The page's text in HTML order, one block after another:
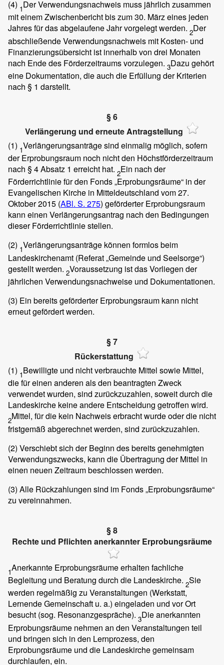
(4) 1Der Verwendungsnachweis muss jährlich zusammen
mit einem Zwischenbericht bis zum 30. März eines jeden
Jahres für das abgelaufene Jahr vorgelegt werden. 2Der
abschließende Verwendungsnachweis mit Kosten- und
Finanzierungsübersicht ist innerhalb von drei Monaten
nach Ende des Förderzeitraums vorzulegen. 3Dazu gehört
eine Dokumentation, die auch die Erfüllung der Kriterien
nach § 1 darstellt.
§ 6
Verlängerung und erneute Antragstellung
(1) 1Verlängerungsanträge sind einmalig möglich, sofern
der Erprobungsraum noch nicht den Höchstförderzeitraum
nach § 4 Absatz 1 erreicht hat. 2Ein nach der
Förderrichtlinie für den Fonds „Erprobungsräume“ in der
Evangelischen Kirche in Mitteldeutschland vom 27.
Oktober 2015 (ABl. S. 275) geförderter Erprobungsraum
kann einen Verlängerungsantrag nach den Bedingungen
dieser Förderrichtlinie stellen.
(2) 1Verlängerungsanträge können formlos beim
Landeskirchenamt (Referat „Gemeinde und Seelsorge“)
gestellt werden. 2Voraussetzung ist das Vorliegen der
jährlichen Verwendungsnachweise und Dokumentationen.
(3) Ein bereits geförderter Erprobungsraum kann nicht
erneut gefördert werden.
§ 7
Rückerstattung
(1) 1Bewilligte und nicht verbrauchte Mittel sowie Mittel,
die für einen anderen als den beantragten Zweck
verwendet wurden, sind zurückzuzahlen, soweit durch die
Landeskirche keine andere Entscheidung getroffen wird.
2Mittel, für die kein Nachweis erbracht wurde oder die nicht
fristgemäß abgerechnet werden, sind zurückzuzahlen.
(2) Verschiebt sich der Beginn des bereits genehmigten
Verwendungszwecks, kann die Übertragung der Mittel in
einen neuen Zeitraum beschlossen werden.
(3) Alle Rückzahlungen sind im Fonds „Erprobungsräume“
zu vereinnahmen.
§ 8
Rechte und Pflichten anerkannter Erprobungsräume
1Anerkannte Erprobungsräume erhalten fachliche
Begleitung und Beratung durch die Landeskirche. 2Sie
werden regelmäßig zu Veranstaltungen (Werkstatt,
Lernende Gemeinschaft u. a.) eingeladen und vor Ort
besucht (sog. Resonanzgespräche). 3Die anerkannten
Erprobungsräume nehmen an den Veranstaltungen teil
und bringen sich in den Lernprozess, den
Erprobungsräume und die Landeskirche gemeinsam
durchlaufen, ein.